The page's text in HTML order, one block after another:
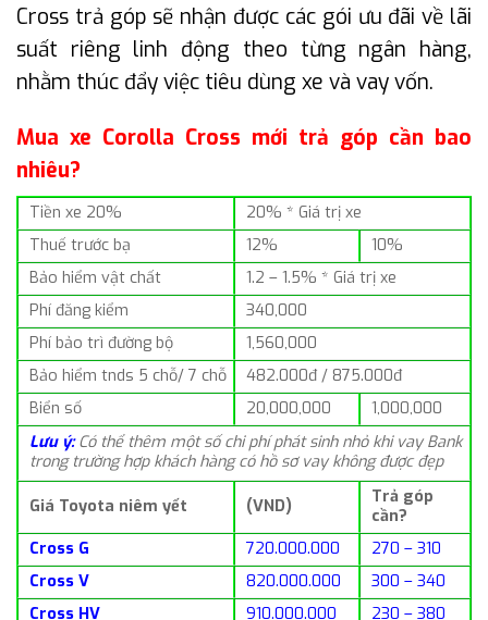
Cross trả góp sẽ nhận được các gói ưu đãi về lãi
suất riêng linh động theo từng ngân hàng,
nhằm thúc đẩy việc tiêu dùng xe và vay vốn.
Mua xe Corolla Cross mới trả góp cần bao
nhiêu?
Tiền xe 20%
20% * Giá trị xe
Thuế trước bạ
12%
10%
Bảo hiểm vật chất
1.2 – 1.5% * Giá trị xe
Phí đăng kiểm
340,000
Phí bảo trì đường bộ
1,560,000
Bảo hiểm tnds 5 chỗ/ 7 chỗ
482.000đ / 875.000đ
Biển số
20,000,000
1,000,000
Lưu ý:Có thể thêm một số chi phí phát sinh nhỏ khi vay Bank
trong trường hợp khách hàng có hồ sơ vay không được đẹp
Giá Toyota niêm yết (VND)
Trả góp
cần?
Cross G
720.000.000
270 – 310
Cross V
820.000.000
300 – 340
Cross HV
910.000.000 230 – 380